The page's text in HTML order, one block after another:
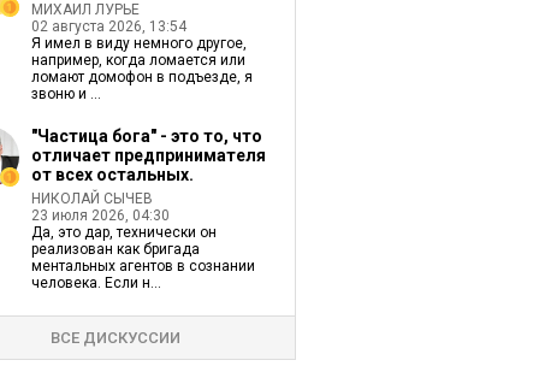
МИХАИЛ ЛУРЬЕ
02 августа 2026, 13:54
Я имел в виду немного другое,
например, когда ломается или
ломают домофон в подъезде, я
звоню и ...
"Частица бога" - это то, что
отличает предпринимателя
от всех остальных.
НИКОЛАЙ СЫЧЕВ
23 июля 2026, 04:30
Да, это дар, технически он
реализован как бригада
ментальных агентов в сознании
человека. Если н...
ВСЕ ДИСКУССИИ